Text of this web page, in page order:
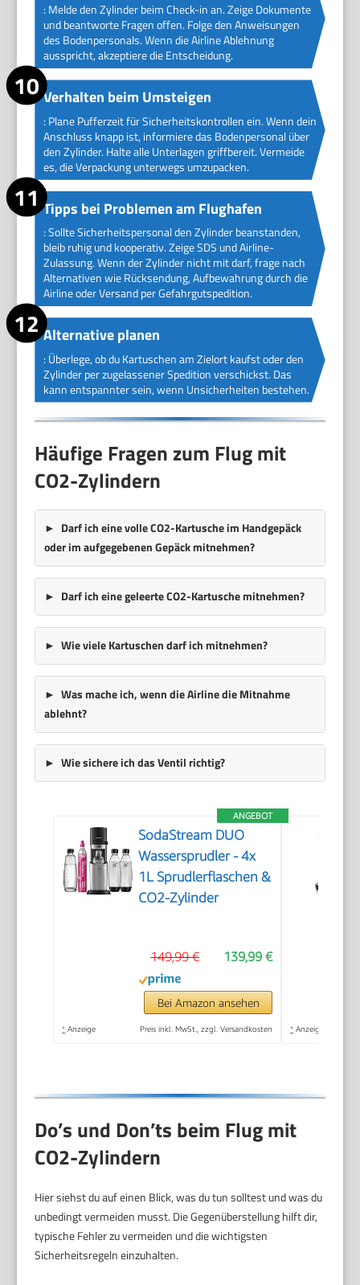
: Melde den Zylinder beim Check-in an. Zeige Dokumente
und beantworte Fragen offen. Folge den Anweisungen
des Bodenpersonals. Wenn die Airline Ablehnung
ausspricht, akzeptiere die Entscheidung.
Verhalten beim Umsteigen
: Plane Pufferzeit für Sicherheitskontrollen ein. Wenn dein
Anschluss knapp ist, informiere das Bodenpersonal über
den Zylinder. Halte alle Unterlagen griffbereit. Vermeide
es, die Verpackung unterwegs umzupacken.
Tipps bei Problemen am Flughafen
: Sollte Sicherheitspersonal den Zylinder beanstanden,
bleib ruhig und kooperativ. Zeige SDS und Airline-
Zulassung. Wenn der Zylinder nicht mit darf, frage nach
Alternativen wie Rücksendung, Aufbewahrung durch die
Airline oder Versand per Gefahrgutspedition.
Alternative planen
: Überlege, ob du Kartuschen am Zielort kaufst oder den
Zylinder per zugelassener Spedition verschickst. Das
kann entspannter sein, wenn Unsicherheiten bestehen.
Häufige Fragen zum Flug mit
CO2-Zylindern
Darf ich eine volle CO2-Kartusche im Handgepäck
oder im aufgegebenen Gepäck mitnehmen?
Darf ich eine geleerte CO2-Kartusche mitnehmen?
Wie viele Kartuschen darf ich mitnehmen?
Was mache ich, wenn die Airline die Mitnahme
ablehnt?
Wie sichere ich das Ventil richtig?
ANGEBOT
SodaStream DUO
Wassersprudler - 4x
1L Sprudlerflaschen &
CO2-Zylinder
139,99 €
149,99 €
Bei Amazon ansehen
* Anzeige Preis inkl. MwSt., zzgl. Versandkosten * Anzeige
Do’s und Don’ts beim Flug mit
CO2-Zylindern
Hier siehst du auf einen Blick, was du tun solltest und was du
unbedingt vermeiden musst. Die Gegenüberstellung hilft dir,
typische Fehler zu vermeiden und die wichtigsten
Sicherheitsregeln einzuhalten.